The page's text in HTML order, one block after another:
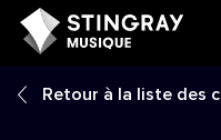
Retour à la liste des